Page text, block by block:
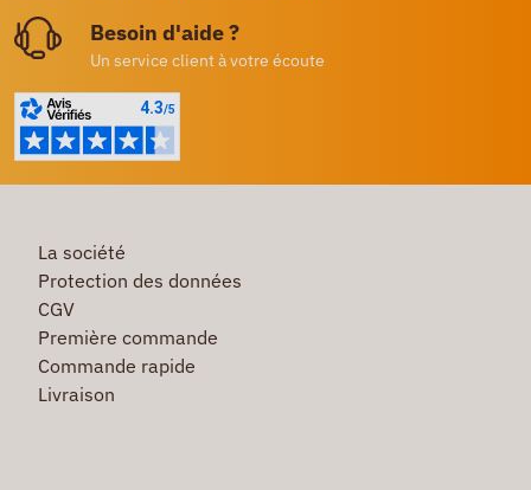
Besoin d'aide ?
Un service client à votre écoute
La société
Protection des données
CGV
Première commande
Commande rapide
Livraison